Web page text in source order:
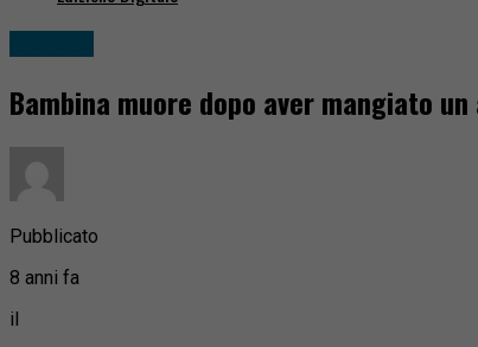
Bambina muore dopo aver mangiato un
Pubblicato
8 anni fa
il